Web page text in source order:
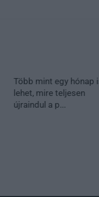
Több mint egy hónap
lehet, mire teljesen
újraindul a p...